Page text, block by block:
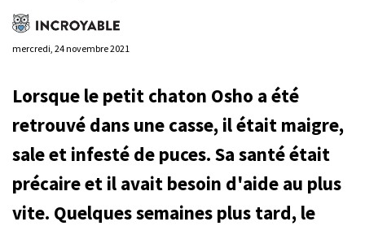
mercredi, 24 novembre 2021
Lorsque le petit chaton Osho a été
retrouvé dans une casse, il était maigre,
sale et infesté de puces. Sa santé était
précaire et il avait besoin d'aide au plus
vite. Quelques semaines plus tard, le